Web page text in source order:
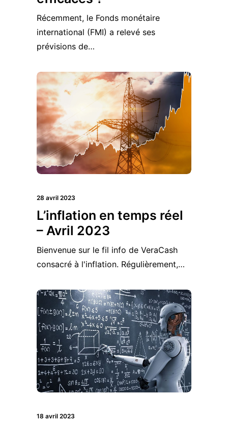
Récemment, le Fonds monétaire
international (FMI) a relevé ses
prévisions de…
28 avril 2023
L’inflation en temps réel
– Avril 2023
Bienvenue sur le fil info de VeraCash
consacré à l'inflation. Régulièrement,…
18 avril 2023